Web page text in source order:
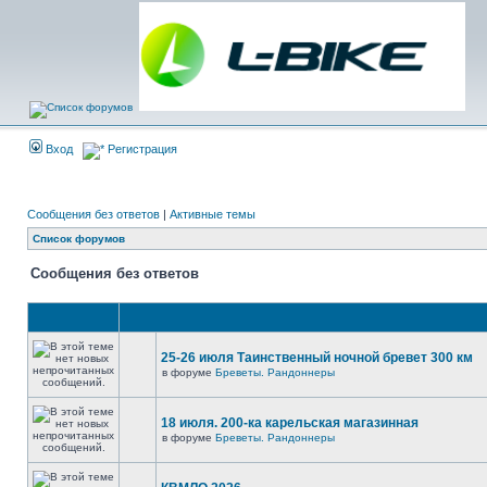
Вход Регистрация
Сообщения без ответов | Активные темы
Список форумов
Сообщения без ответов
25-26 июля Таинственный ночной бревет 300 км
в форуме Бреветы. Рандоннеры
18 июля. 200-ка карельская магазинная
в форуме Бреветы. Рандоннеры